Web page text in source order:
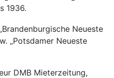
1936.
Neueste
„Potsdamer Neueste
DMB Mieterzeitung,